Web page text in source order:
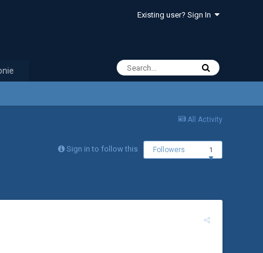
Existing user? Sign In
All Activity
Sign in to follow this Followers 1